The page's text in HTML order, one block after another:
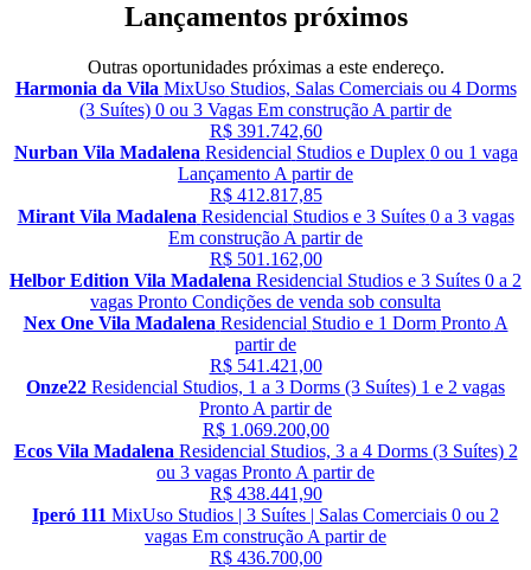
Lançamentos próximos
Outras oportunidades próximas a este endereço.
Harmonia da Vila MixUso Studios, Salas Comerciais ou 4 Dorms
(3 Suítes) 0 ou 3 Vagas Em construção A partir de
R$ 391.742,60
Nurban Vila Madalena Residencial Studios e Duplex 0 ou 1 vaga
Lançamento A partir de
R$ 412.817,85
Mirant Vila Madalena Residencial Studios e 3 Suítes 0 a 3 vagas
Em construção A partir de
R$ 501.162,00
Helbor Edition Vila Madalena Residencial Studios e 3 Suítes 0 a 2
vagas Pronto Condições de venda sob consulta
Nex One Vila Madalena Residencial Studio e 1 Dorm Pronto A
partir de
R$ 541.421,00
Onze22 Residencial Studios, 1 a 3 Dorms (3 Suítes) 1 e 2 vagas
Pronto A partir de
R$ 1.069.200,00
Ecos Vila Madalena Residencial Studios, 3 a 4 Dorms (3 Suítes) 2
ou 3 vagas Pronto A partir de
R$ 438.441,90
Iperó 111 MixUso Studios | 3 Suítes | Salas Comerciais 0 ou 2
vagas Em construção A partir de
R$ 436.700,00